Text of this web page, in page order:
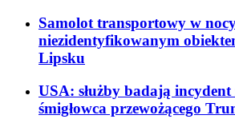
Samolot transportowy w nocy
niezidentyfikowanym
Lipsku
USA: służby badają incydent
śmigłowca przewożącego